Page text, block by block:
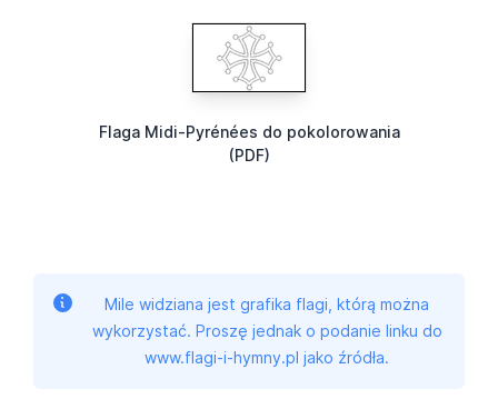
Flaga Midi-Pyrénées do pokolorowania
(PDF)
Mile widziana jest grafika flagi, którą można
wykorzystać. Proszę jednak o podanie linku do
www.flagi-i-hymny.pl jako źródła.